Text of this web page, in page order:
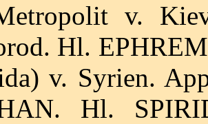
v.
Hl.
v. Syrien.
Hl.